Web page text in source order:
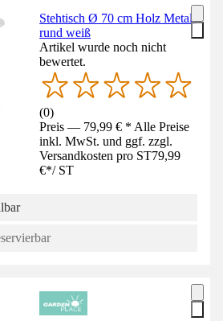
Stehtisch Ø 70 cm Holz Metall
rund weiß
Artikel wurde noch nicht
bewertet.
(0)
Preis — 79,99 € * Alle Preise
inkl. MwSt. und ggf. zzgl.
Versandkosten pro ST79,99
€*/ ST